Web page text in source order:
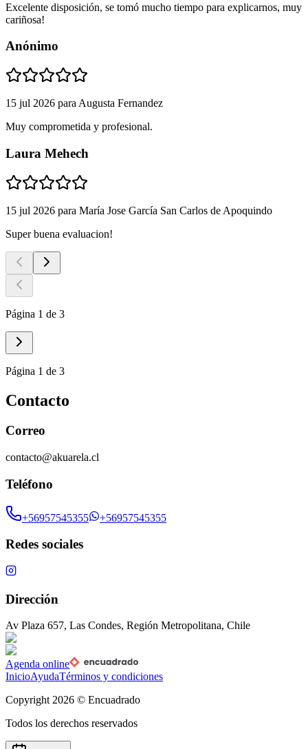
Excelente disposición, se tomó mucho tiempo para explicarnos, muy
cariñosa!
Anónimo
15 jul 2026 para Augusta Fernandez
Muy comprometida y profesional.
Laura Mehech
15 jul 2026 para María Jose García San Carlos de Apoquindo
Super buena evaluacion!
Página 1 de 3
Página 1 de 3
Contacto
Correo
contacto@akuarela.cl
Teléfono
+56957545355 +56957545355
Redes sociales
Dirección
Av Plaza 657, Las Condes, Región Metropolitana, Chile
Agenda online
InicioAyudaTérminos y condiciones
Copyright2026 © Encuadrado
Todos los derechos reservados